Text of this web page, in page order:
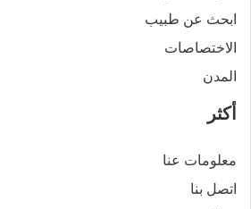
ابحث عن طبيب
الاختصاصات
المدن
أكثر
معلومات عنا
اتصل بنا